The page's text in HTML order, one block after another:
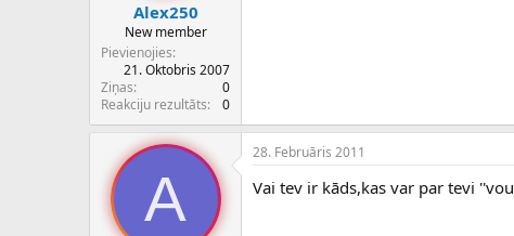
Alex250
New member
Pievienojies
21. Oktobris 2007
Ziņas
0
Reakciju rezultāts
0
A
28. Februāris 2011
Vai tev ir kāds,kas var par tevi